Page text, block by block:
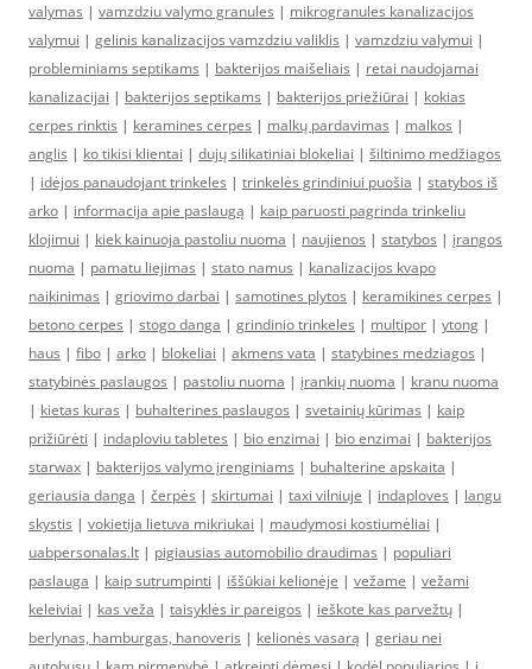
valymas | vamzdziu valymo granules | mikrogranules kanalizacijos
valymui | gelinis kanalizacijos vamzdziu valiklis | vamzdziu valymui |
probleminiams septikams | bakterijos maišeliais | retai naudojamai
kanalizacijai | bakterijos septikams | bakterijos priežiūrai | kokias
cerpes rinktis | keramines cerpes | malkų pardavimas | malkos |
anglis | ko tikisi klientai | dujų silikatiniai blokeliai | šiltinimo medžiagos
| idėjos panaudojant trinkeles | trinkelės grindiniui puošia | statybos iš
arko | informacija apie paslaugą | kaip paruosti pagrinda trinkeliu
klojimui | kiek kainuoja pastoliu nuoma | naujienos | statybos | įrangos
nuoma | pamatu liejimas | stato namus | kanalizacijos kvapo
naikinimas | griovimo darbai | samotines plytos | keramikines cerpes |
betono cerpes | stogo danga | grindinio trinkeles | multipor | ytong |
haus | fibo | arko | blokeliai | akmens vata | statybines medziagos |
statybinės paslaugos | pastoliu nuoma | įrankių nuoma | kranu nuoma
| kietas kuras | buhalterines paslaugos | svetainių kūrimas | kaip
prižiūrėti | indaploviu tabletes | bio enzimai | bio enzimai | bakterijos
starwax | bakterijos valymo įrenginiams | buhalterine apskaita |
geriausia danga | čerpės | skirtumai | taxi vilniuje | indaploves | langu
skystis | vokietija lietuva mikriukai | maudymosi kostiumėliai |
uabpersonalas.lt | pigiausias automobilio draudimas | populiari
paslauga | kaip sutrumpinti | iššūkiai kelionėje | vežame | vežami
keleiviai | kas veža | taisyklės ir pareigos | ieškote kas parvežtų |
berlynas, hamburgas, hanoveris | kelionės vasarą | geriau nei